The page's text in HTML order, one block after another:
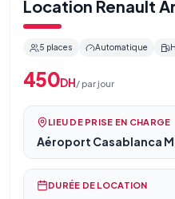
Location Renault
5 places Automatique
450DH/ par jour
LIEU DE PRISE EN CHARGE
Aéroport Casablanca
DURÉE DE LOCATION